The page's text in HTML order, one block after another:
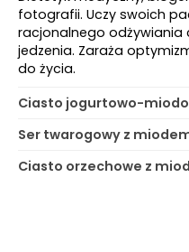
fotografii. Uczy swoich
racjonalnego odżywiania
jedzenia. Zaraża
do życia.
Ciasto jogurtowo-
Ser twarogowy z
Ciasto orzechowe z